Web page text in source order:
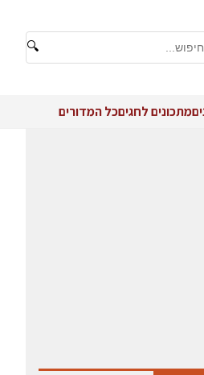
🔍
מתכונים לחגיםכל המדורים